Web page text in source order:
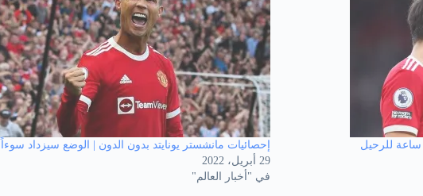
إحصائيات مانشستر يونايتد بدون الدون | الوضع سيزداد سوءاً
29 أبريل، 2022
في "أخبار العالم"